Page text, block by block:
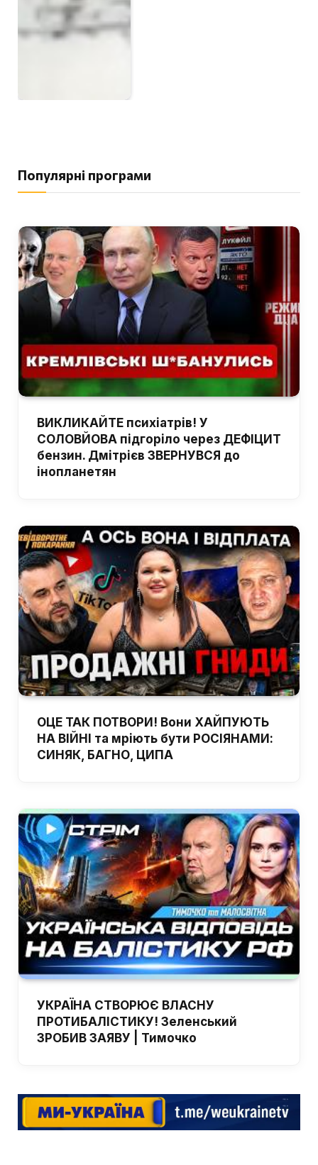
Популярні програми
ВИКЛИКАЙТЕ психіатрів! У
СОЛОВЙОВА підгоріло через ДЕФІЦИТ
бензин. Дмітрієв ЗВЕРНУВСЯ до
інопланетян
ОЦЕ ТАК ПОТВОРИ! Вони ХАЙПУЮТЬ
НА ВІЙНІ та мріють бути РОСІЯНАМИ:
СИНЯК, БАГНО, ЦИПА
УКРАЇНА СТВОРЮЄ ВЛАСНУ
ПРОТИБАЛІСТИКУ! Зеленський
ЗРОБИВ ЗАЯВУ | Тимочко